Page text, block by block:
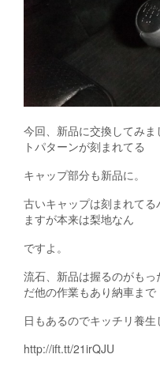
今回、新品に交換してみ
トパターンが刻まれてる
キャップ部分も新品に。
古いキャップは刻まれて
ますが本来は梨地なん
ですよ。
流石、新品は握るのがも
だ他の作業もあり納車まで
日もあるのでキッチリ養生
http://ift.tt/21irQJU